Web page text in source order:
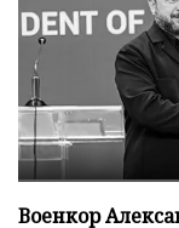
Военкор